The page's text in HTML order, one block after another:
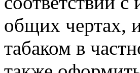
общих чертах,
табаком в